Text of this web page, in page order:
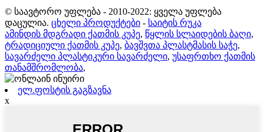
© საავტორო უფლება - 2010-2022: ყველა უფლება
დაცულია. ცხელი პროდუქტები - საიტის რუკა
ამინდის მდგრადი ქათმის კუპე, წყლის სლაიდების ბაღი,
ტრადიციული ქათმის კუპე, ბავშვთა პლასტმასის საჭე,
სავარძელი პლასტიკური სავარძელი, უსაფრთხო ქათმის
თანამშრომლობა,
ელ.ფოსტის გაგზავნა
x